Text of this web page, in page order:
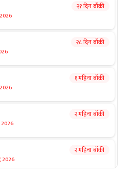
२१ दिन बाँकी
२८ दिन बाँकी
१ महिना बाँकी
2026
२ महिना बाँकी
2026
२ महिना बाँकी